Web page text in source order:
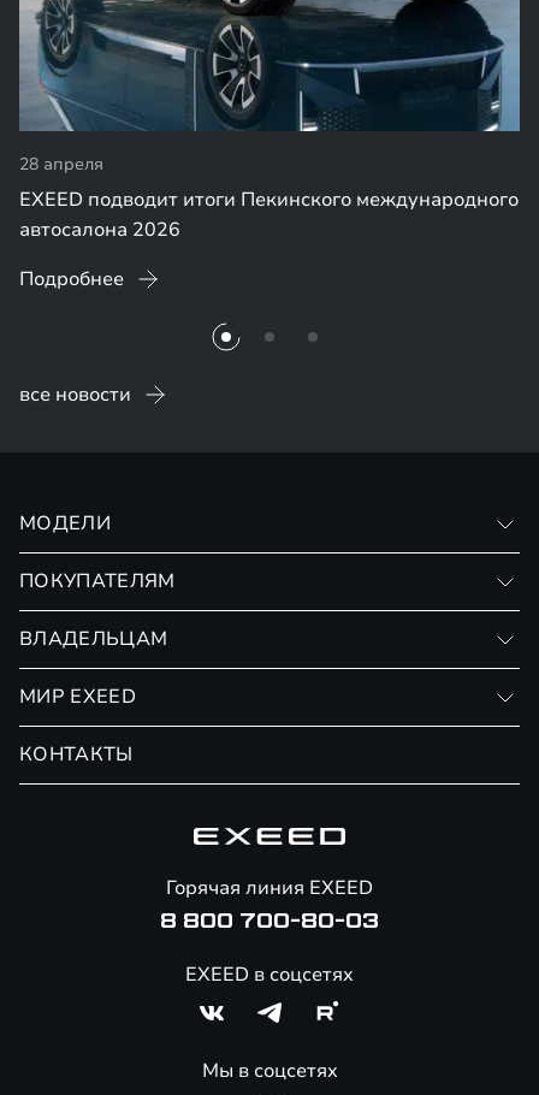
28 апреля
EXEED подводит итоги Пекинского международного
автосалона 2026
Подробнее
все новости
МОДЕЛИ
ПОКУПАТЕЛЯМ
Страхование
ВЛАДЕЛЬЦАМ
Сервис
Помощь на дорогах
Специальные предложения
МИР EXEED
КОНТАКТЫ
Горячая линия EXEED
8 800 700-80-03
EXEED в соцсетях
Мы в соцсетях